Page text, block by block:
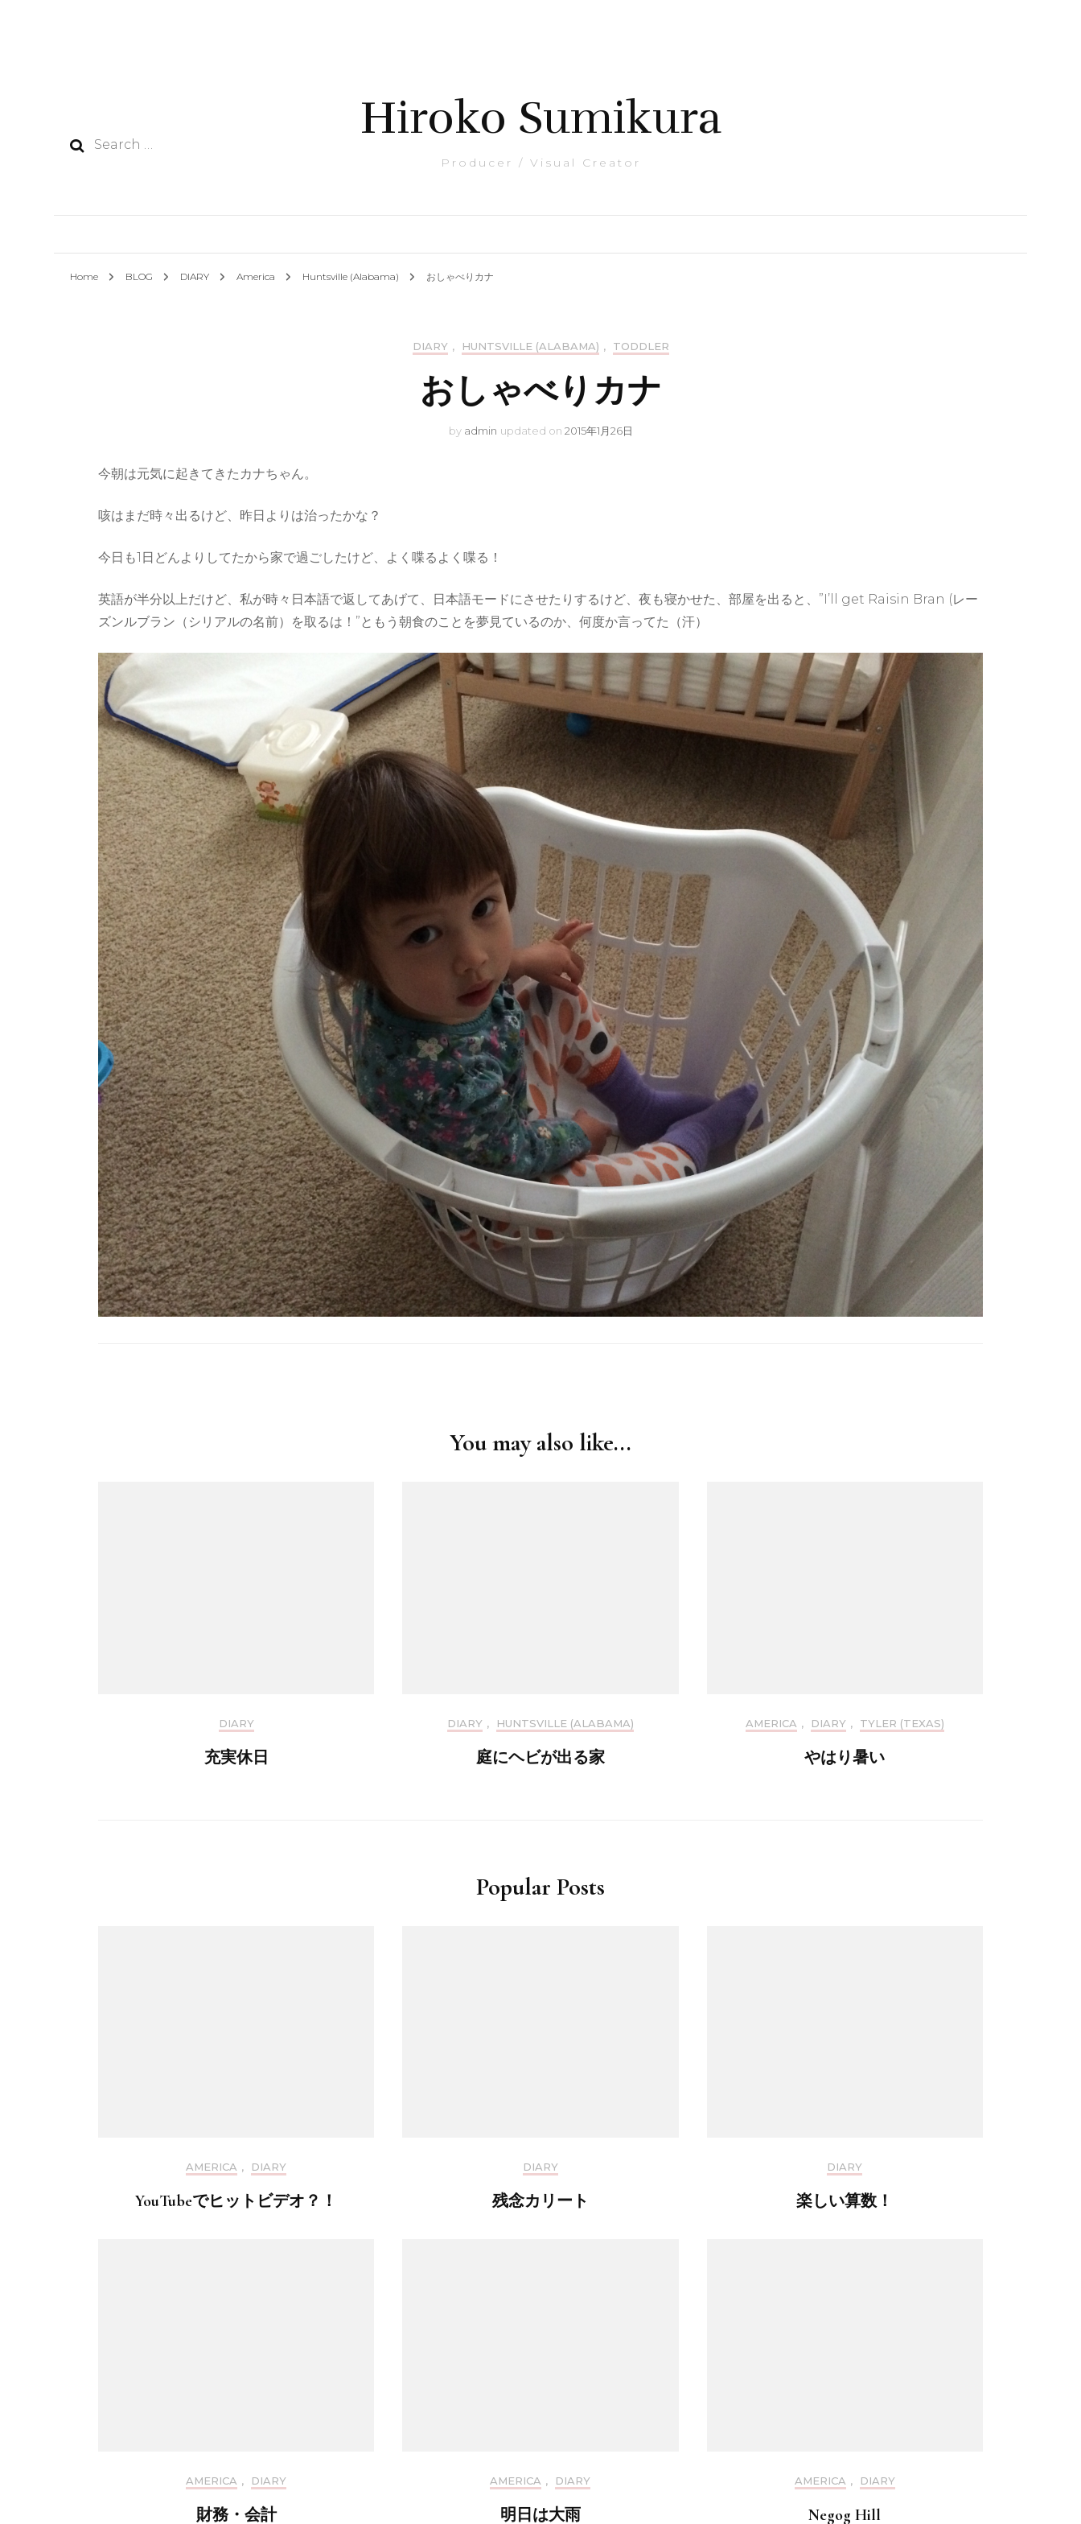
Search
Hiroko Sumikura
Producer / Visual Creator
Home BLOG DIARY America Huntsville (Alabama) おしゃべりカナ
DIARY , HUNTSVILLE (ALABAMA) , TODDLER
おしゃべりカナ
by admin updated on 2015年1月26日
今朝は元気に起きてきたカナちゃん。
咳はまだ時々出るけど、昨日よりは治ったかな？
今日も1日どんよりしてたから家で過ごしたけど、よく喋るよく喋る！
英語が半分以上だけど、私が時々日本語で返してあげて、日本語モードにさせたりするけど、夜も寝かせた、部屋を出ると、”I’ll get Raisin Bran (レー
ズンルブラン（シリアルの名前）を取るは！”ともう朝食のことを夢見ているのか、何度か言ってた（汗）
You may also like...
DIARY
充実休日
DIARY , HUNTSVILLE (ALABAMA)
庭にヘビが出る家
AMERICA , DIARY , TYLER (TEXAS)
やはり暑い
Popular Posts
AMERICA , DIARY
YouTubeでヒットビデオ？！
DIARY
残念カリート
DIARY
楽しい算数！
AMERICA , DIARY
財務・会計
AMERICA , DIARY
明日は大雨
AMERICA , DIARY
Negog Hill